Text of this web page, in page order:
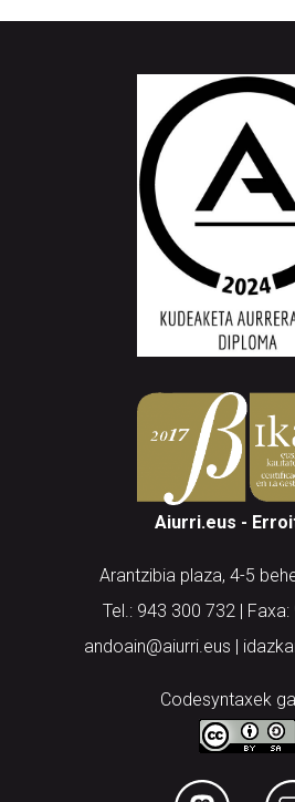
Aiurri.eus -
Arantzibia plaza, 4-5
Tel.: 943 300 732 |
andoain@aiurri.eus |
Codesyntaxek